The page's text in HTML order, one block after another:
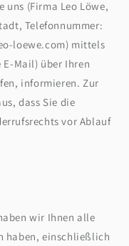
uns (Firma Leo Löwe,
Telefonnummer:
loewe.com) mittels
Mail) über Ihren
informieren. Zur
dass Sie die
vor Ablauf
wir Ihnen alle
haben, einschließlich